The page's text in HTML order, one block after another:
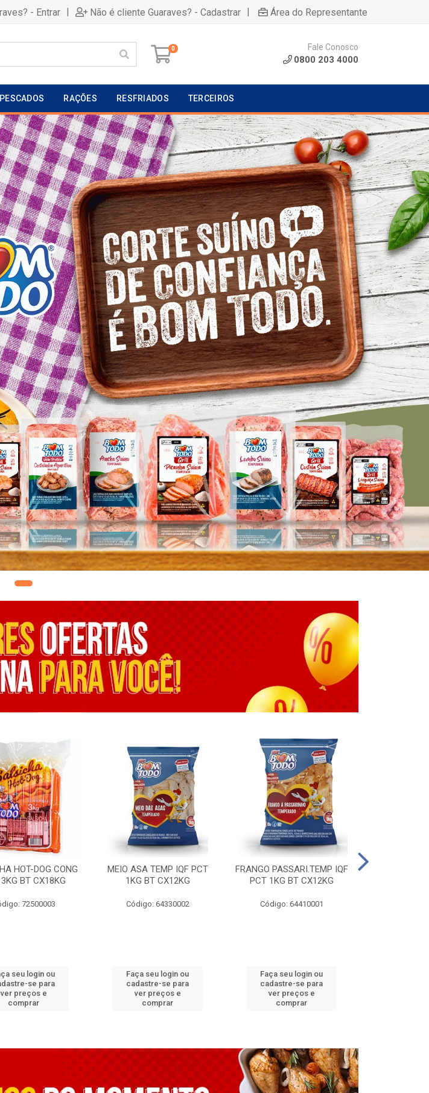
- Entrar | Não é cliente Guaraves? - Cadastrar | Área do Representante
0 Fale Conosco
0800 203 4000
PESCADOS RAÇÕES RESFRIADOS TERCEIROS
HOT-DOG CONG
BT CX18KG
72500003
seu login ou
se para
ver preços e
comprar
MEIO ASA TEMP IQF PCT
1KG BT CX12KG
Código: 64330002
Faça seu login ou
cadastre-se para
ver preços e
comprar
FRANGO PASSARI.TEMP IQF
PCT 1KG BT CX12KG
Código: 64410001
Faça seu login ou
cadastre-se para
ver preços e
comprar